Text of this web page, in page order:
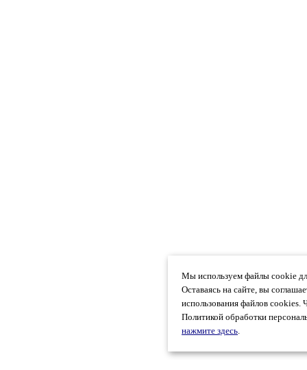
Мы используем файлы cookie
Оставаясь на сайте, вы
использования файлов cookies.
Политикой обработки
нажмите здесь.